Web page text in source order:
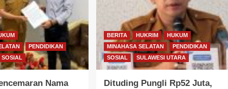
PENDIDIKAN
SOSIAL
Nama
BERITA HUKRIM
HUKUM
MINAHASA SELATAN
PENDIDIKAN
SOSIAL
SULAWESI UTARA
Dituding Pungli Rp52 Juta,